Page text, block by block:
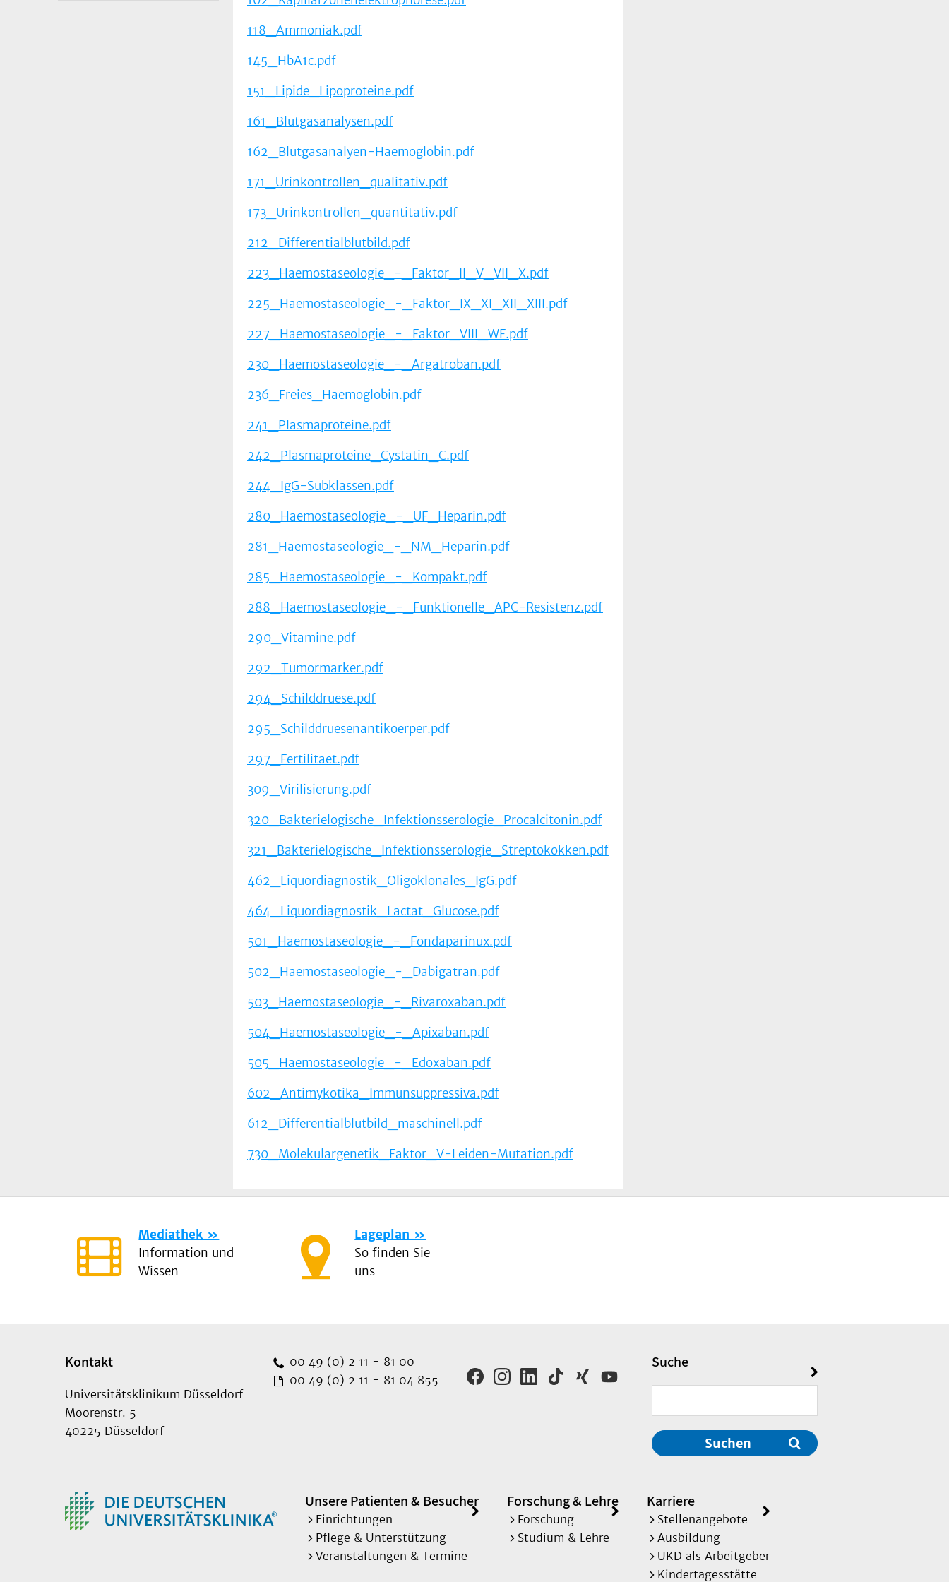
118_Ammoniak.pdf
145_HbA1c.pdf
151_Lipide_Lipoproteine.pdf
161_Blutgasanalysen.pdf
162_Blutgasanalyen-Haemoglobin.pdf
171_Urinkontrollen_qualitativ.pdf
173_Urinkontrollen_quantitativ.pdf
212_Differentialblutbild.pdf
223_Haemostaseologie_-_Faktor_II_V_VII_X.pdf
225_Haemostaseologie_-_Faktor_IX_XI_XII_XIII.pdf
227_Haemostaseologie_-_Faktor_VIII_WF.pdf
230_Haemostaseologie_-_Argatroban.pdf
236_Freies_Haemoglobin.pdf
241_Plasmaproteine.pdf
242_Plasmaproteine_Cystatin_C.pdf
244_IgG-Subklassen.pdf
280_Haemostaseologie_-_UF_Heparin.pdf
281_Haemostaseologie_-_NM_Heparin.pdf
285_Haemostaseologie_-_Kompakt.pdf
288_Haemostaseologie_-_Funktionelle_APC-Resistenz.pdf
290_Vitamine.pdf
292_Tumormarker.pdf
294_Schilddruese.pdf
295_Schilddruesenantikoerper.pdf
297_Fertilitaet.pdf
309_Virilisierung.pdf
320_Bakterielogische_Infektionsserologie_Procalcitonin.pdf
321_Bakterielogische_Infektionsserologie_Streptokokken.pdf
462_Liquordiagnostik_Oligoklonales_IgG.pdf
464_Liquordiagnostik_Lactat_Glucose.pdf
501_Haemostaseologie_-_Fondaparinux.pdf
502_Haemostaseologie_-_Dabigatran.pdf
503_Haemostaseologie_-_Rivaroxaban.pdf
504_Haemostaseologie_-_Apixaban.pdf
505_Haemostaseologie_-_Edoxaban.pdf
602_Antimykotika_Immunsuppressiva.pdf
612_Differentialblutbild_maschinell.pdf
730_Molekulargenetik_Faktor_V-Leiden-Mutation.pdf
Mediathek
Information und
Wissen
Lageplan
So finden Sie
uns
Kontakt
Universitätsklinikum Düsseldorf
Moorenstr. 5
40225 Düsseldorf
00 49 (0) 2 11 - 81 00
00 49 (0) 2 11 - 81 04 855
Suche
Suchen
Unsere Patienten & Besucher
Einrichtungen
Pflege & Unterstützung
Veranstaltungen & Termine
Forschung & Lehre
Forschung
Studium & Lehre
Karriere
Stellenangebote
Ausbildung
UKD als Arbeitgeber
Kindertagesstätte